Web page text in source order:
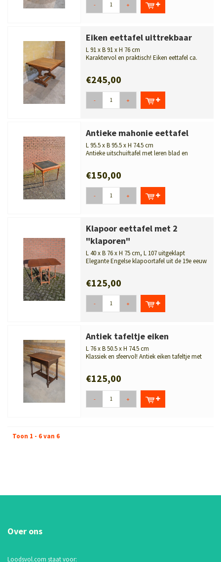
- +
Eiken eettafel uittrekbaar
L 91 x B 91 x H 76 cm
Karaktervol en praktisch! Eiken eettafel ca.
€245,00
- +
Antieke mahonie eettafel
L 95.5 x B 95.5 x H 74.5 cm
Antieke uitschuiftafel met leren blad en
€150,00
- +
Klapoor eettafel met 2
"klaporen"
L 40 x B 76 x H 75 cm, L 107 uitgeklapt
Elegante Engelse klapoortafel uit de 19e eeuw
€125,00
- +
Antiek tafeltje eiken
L 76 x B 50.5 x H 74.5 cm
Klassiek en sfeervol! Antiek eiken tafeltje met
€125,00
- +
Toon 1 - 6 van 6
Over ons
Loodsvol.com staat voor: